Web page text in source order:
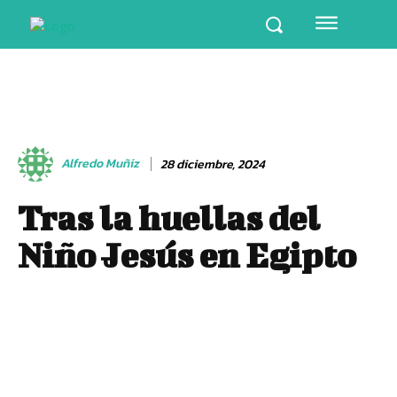
Alfredo Muñiz 28 diciembre, 2024
Tras la huellas del
Niño Jesús en Egipto